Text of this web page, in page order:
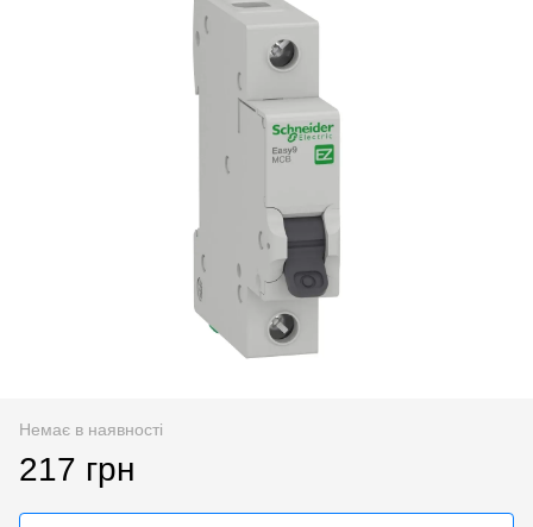
Немає в наявності
217 грн